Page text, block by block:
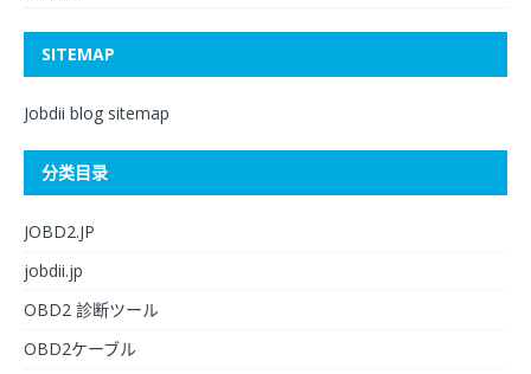
SITEMAP
Jobdii blog sitemap
分类目录
JOBD2.JP
jobdii.jp
OBD2 診断ツール
OBD2ケーブル